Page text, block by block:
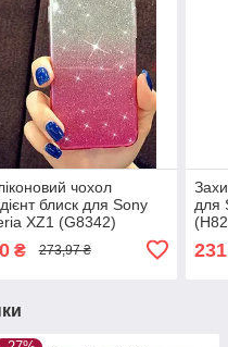
чохол
блиск для Sony
XZ1 (G8342)
₴ 273,97 ₴
для
231